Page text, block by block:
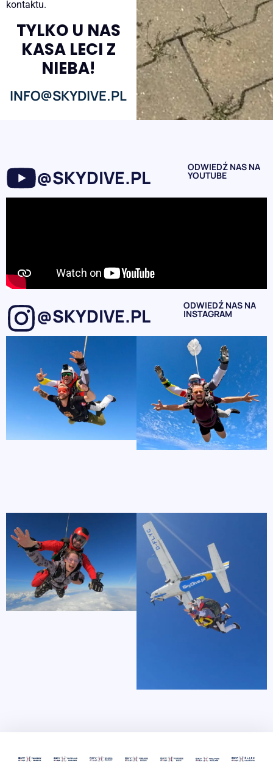
kontaktu.
TYLKO U NAS
KASA LECI Z
NIEBA!
INFO@SKYDIVE.PL
@SKYDIVE.PL ODWIEDŹ NAS NA
YOUTUBE
@SKYDIVE.PL ODWIEDŹ NAS NA
INSTAGRAM